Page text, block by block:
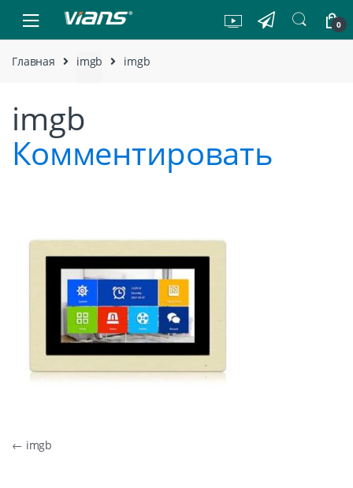
Skip to navigation
Skip to content
0
Главная imgb imgb
imgb
Комментировать
Навигация по записям
← imgb